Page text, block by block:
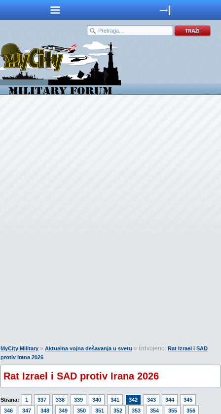
MyCity Military » Aktuelna vojna dešavanja u svetu » Izdvojeno: Rat Izrael i SAD
protiv Irana 2026
Rat Izrael i SAD protiv Irana 2026
Strana: 1 337 338 339 340 341 342 343 344
345
346
347 348 349 350 351 352 353 354 355
356